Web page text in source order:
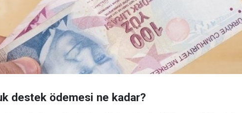
destek ödemesi ne kadar?